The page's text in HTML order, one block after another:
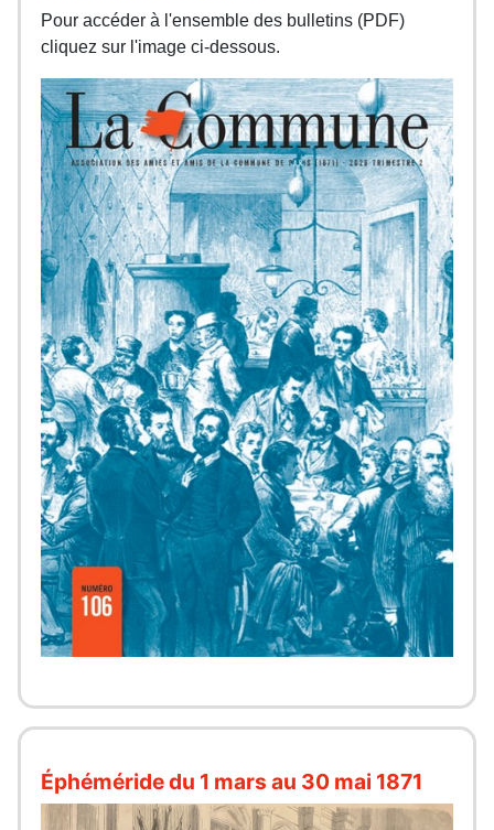
Pour accéder à l'ensemble des bulletins (PDF)
cliquez sur l'image ci-dessous.
Éphéméride du 1 mars au 30 mai 1871